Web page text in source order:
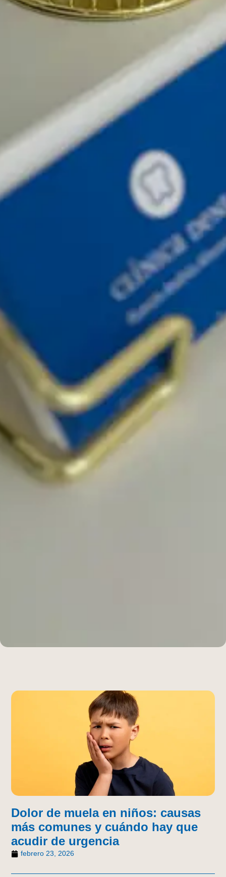
Dolor de muela en niños: causas
más comunes y cuándo hay que
acudir de urgencia
febrero 23, 2026